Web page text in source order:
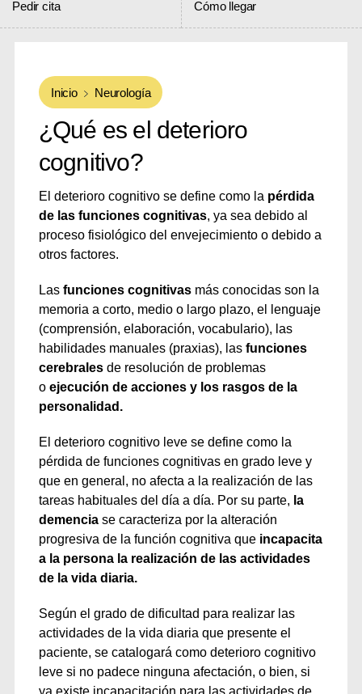
Pedir cita Cómo llegar
Inicio Neurología
¿Qué es el deterioro
cognitivo?
El deterioro cognitivo se define como la pérdida
de las funciones cognitivas, ya sea debido al
proceso fisiológico del envejecimiento o debido a
otros factores.
Las funciones cognitivasmás conocidas son la
memoria a corto, medio o largo plazo, el lenguaje
(comprensión, elaboración, vocabulario), las
habilidades manuales (praxias), lasfunciones
cerebralesde resolución de problemas
o ejecución de acciones y los rasgos de la
personalidad.
El deterioro cognitivo leve se define como la
pérdida de funciones cognitivas en grado leve y
que en general, no afecta a la realización de las
tareas habituales del día a día. Por su parte, la
demenciase caracteriza por la alteración
progresiva de la función cognitiva queincapacita
a la persona la realización de las actividades
de la vida diaria.
Según el grado de dificultad para realizar las
actividades de la vida diaria que presente el
paciente, se catalogará como deterioro cognitivo
leve si no padece ninguna afectación, o bien, si